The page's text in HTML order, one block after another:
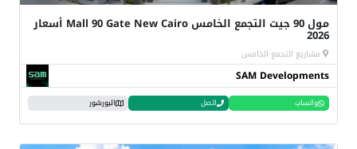
مول 90 جيت التجمع الخامس Mall 90 Gate New Cairo أسعار
2026
مشاريع التجمع الخامس
SAM Developments
واتساب اتصل البورشور